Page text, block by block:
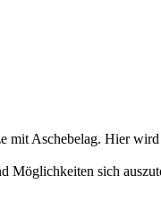
mit Aschebelag. Hier
Möglichkeiten sich